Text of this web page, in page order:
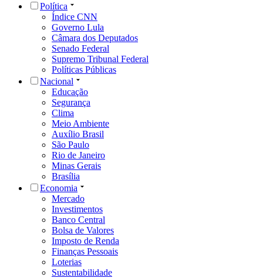
Política
Índice CNN
Governo Lula
Câmara dos Deputados
Senado Federal
Supremo Tribunal Federal
Políticas Públicas
Nacional
Educação
Segurança
Clima
Meio Ambiente
Auxílio Brasil
São Paulo
Rio de Janeiro
Minas Gerais
Brasília
Economia
Mercado
Investimentos
Banco Central
Bolsa de Valores
Imposto de Renda
Finanças Pessoais
Loterias
Sustentabilidade